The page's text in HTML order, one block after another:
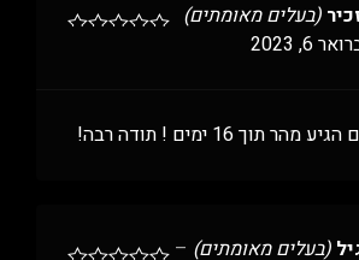
(בעלים מאומתים)
6, 2023
תוך 16 ימים ! תודה רבה!
(בעלים מאומתים) –